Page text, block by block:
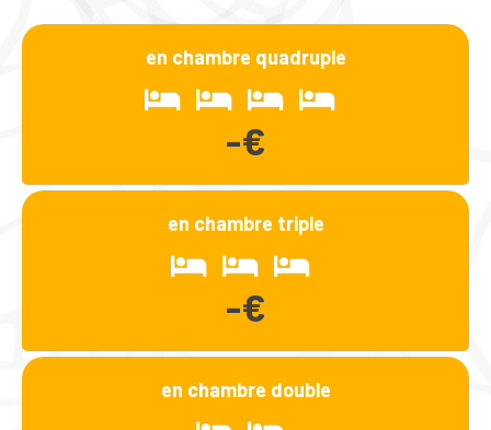
en chambre quadruple
-€
en chambre triple
-€
en chambre double